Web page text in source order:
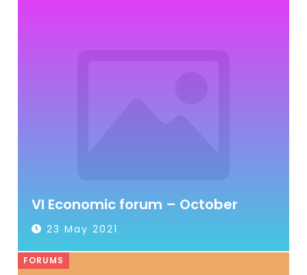
VI Economic forum – October
23 May 2021
FORUMS